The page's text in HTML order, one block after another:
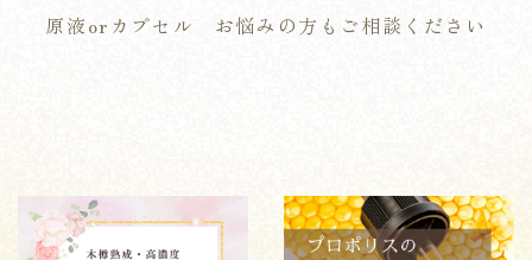
原液orカプセル お悩みの方もご相談ください